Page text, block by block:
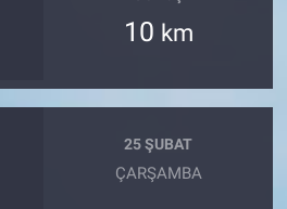
10 km
25 ŞUBAT
ÇARŞAMBA